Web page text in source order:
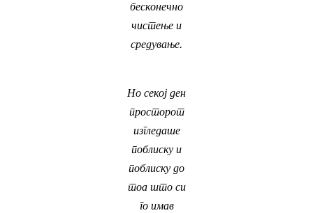
бесконечно
чистење и
средување.
Но секој ден
просторот
изгледаше
поблиску и
поблиску до
тоа што си
го имав